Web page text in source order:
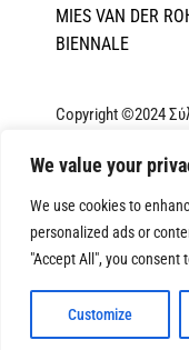
We value your
We use cookies to
personalized ads or
"Accept All", you consent
Customize
MIES VAN DER
BIENNALE
Copyright ©2024
Privacy Policy